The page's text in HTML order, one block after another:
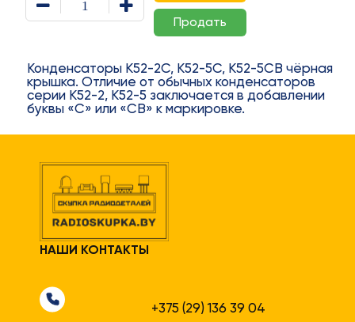
Конденсаторы К52-2С, К52-5С, К52-5СВ чёрная
крышка. Отличие от обычных конденсаторов
серии К52-2, К52-5 заключается в добавлении
буквы «С» или «СВ» к маркировке.
товара
К52-
габарит
Продать
НАШИ КОНТАКТЫ
+375 (29) 136 39 04